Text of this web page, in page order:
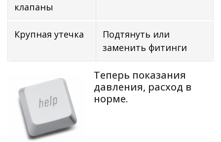
клапаны
Крупная утечка
Подтянуть или
заменить фитинги
Теперь показания
давления, расход в
норме.